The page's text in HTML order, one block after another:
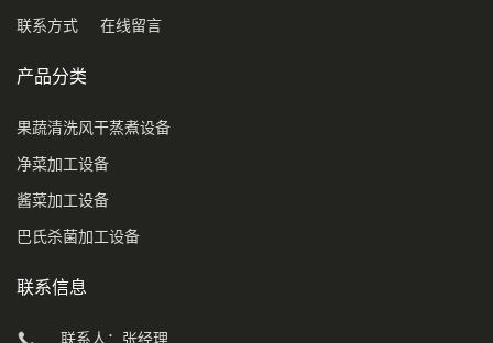
联系方式 在线留言
产品分类
果蔬清洗风干蒸煮设备
净菜加工设备
酱菜加工设备
巴氏杀菌加工设备
联系信息
联系人：张经理